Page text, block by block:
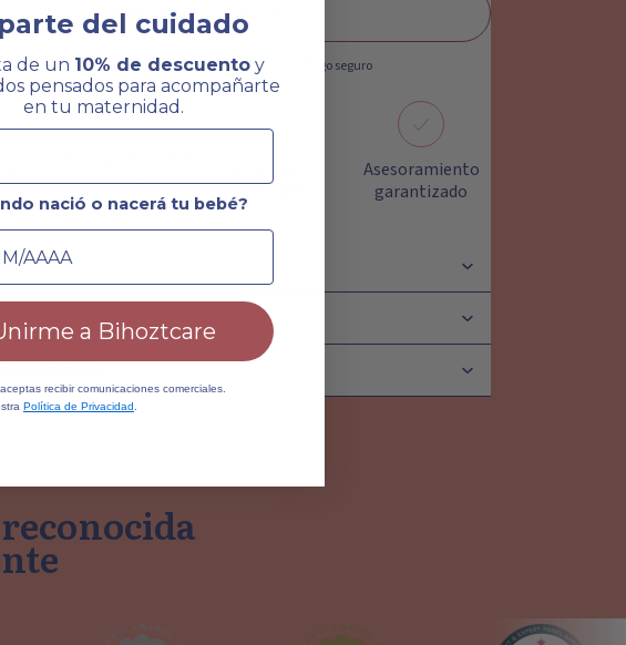
Ayuda personalizada
Pago seguro
España
peninsular
24 - 48h
Asesoramiento
garantizado
del cuidado
de un 10% de descuento y
pensados para acompañarte
en tu maternidad.
nació o nacerá tu bebé?
nacimiento
a Bihoztcare
recibir comunicaciones comerciales.
Política de Privacidad